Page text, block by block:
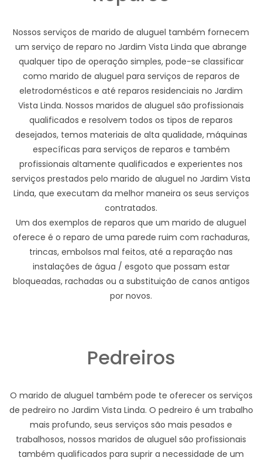
Nossos serviços de marido de aluguel também fornecem
um serviço de reparo no Jardim Vista Linda que abrange
qualquer tipo de operação simples, pode-se classificar
como marido de aluguel para serviços de reparos de
eletrodomésticos e até reparos residenciais no Jardim
Vista Linda. Nossos maridos de aluguel são profissionais
qualificados e resolvem todos os tipos de reparos
desejados, temos materiais de alta qualidade, máquinas
específicas para serviços de reparos e também
profissionais altamente qualificados e experientes nos
serviços prestados pelo marido de aluguel no Jardim Vista
Linda, que executam da melhor maneira os seus serviços
contratados.
Um dos exemplos de reparos que um marido de aluguel
oferece é o reparo de uma parede ruim com rachaduras,
trincas, embolsos mal feitos, até a reparação nas
instalações de água / esgoto que possam estar
bloqueadas, rachadas ou a substituição de canos antigos
por novos.
Pedreiros
O marido de aluguel também pode te oferecer os serviços
de pedreiro no Jardim Vista Linda. O pedreiro é um trabalho
mais profundo, seus serviços são mais pesados e
trabalhosos, nossos maridos de aluguel são profissionais
também qualificados para suprir a necessidade de um